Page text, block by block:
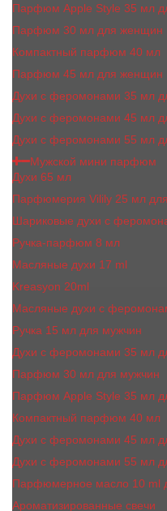
Парфюм Apple Style 35 мл
Парфюм 30 мл для женщин
Компактный парфюм 40 мл
Парфюм 45 мл для женщин
Духи с феромонами 35 мл
Духи с феромонами 45 мл
Духи с феромонами 55 мл
Мужской мини парфюм
Духи 65 мл
Парфюмерия Vilily 25 мл
Шариковые духи с
Ручка-парфюм 8 мл
Масляные духи 17 ml
Kreasyon 20ml
Масляные духи c
Ручка 15 мл для мужчин
Духи с феромонами 35 мл
Парфюм 30 мл для мужчин
Парфюм Apple Style 35 мл
Компактный парфюм 40 мл
Духи с феромонами 45 мл
Духи с феромонами 55 мл
Парфюмерное масло 10 ml
Ароматизированные свечи